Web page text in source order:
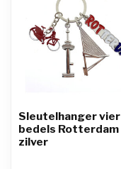
Sleutelhanger vier
bedels Rotterdam
zilver